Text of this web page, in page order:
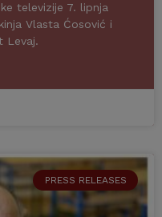
televizije 7. lipnja
Vlasta Ćosović i
Levaj.
PRESS RELEASES